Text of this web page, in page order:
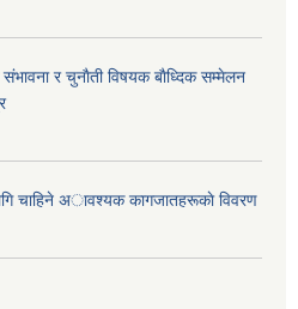
र चुनाैती विषयक बाैध्दिक सम्मेलन
चाहिने अावश्यक कागजातहरूकाे विवरण